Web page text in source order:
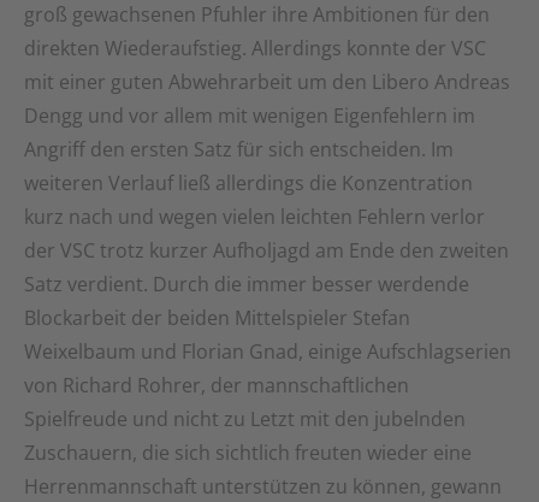
groß gewachsenen Pfuhler ihre Ambitionen für den
direkten Wiederaufstieg. Allerdings konnte der VSC
mit einer guten Abwehrarbeit um den Libero Andreas
Dengg und vor allem mit wenigen Eigenfehlern im
Angriff den ersten Satz für sich entscheiden. Im
weiteren Verlauf ließ allerdings die Konzentration
kurz nach und wegen vielen leichten Fehlern verlor
der VSC trotz kurzer Aufholjagd am Ende den zweiten
Satz verdient. Durch die immer besser werdende
Blockarbeit der beiden Mittelspieler Stefan
Weixelbaum und Florian Gnad, einige Aufschlagserien
von Richard Rohrer, der mannschaftlichen
Spielfreude und nicht zu Letzt mit den jubelnden
Zuschauern, die sich sichtlich freuten wieder eine
Herrenmannschaft unterstützen zu können, gewann